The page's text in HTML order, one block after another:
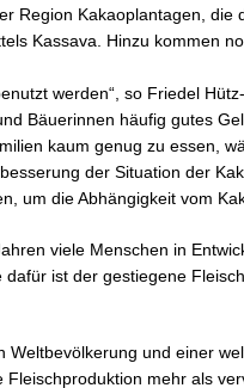
Region Kakaoplantagen,
Kassava. Hinzu kommen
werden“, so Friedel
Bäuerinnen häufig gutes
kaum genug zu essen,
der Situation der
um die Abhängigkeit vom
viele Menschen in
ist der gestiegene
Weltbevölkerung und einer
mehr als